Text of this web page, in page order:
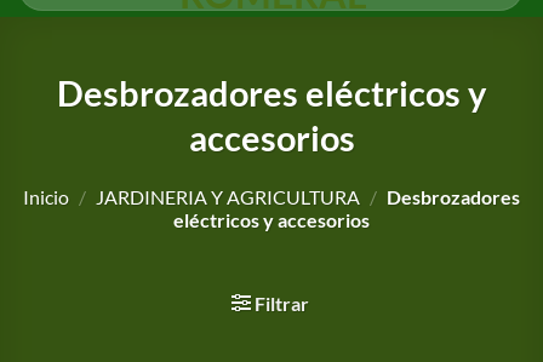
Desbrozadores eléctricos y
accesorios
Inicio / JARDINERIA Y AGRICULTURA / Desbrozadores
eléctricos y accesorios
Filtrar